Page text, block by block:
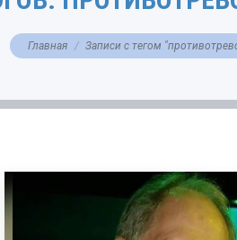
Вы здесь:
Главная Записи с тегом